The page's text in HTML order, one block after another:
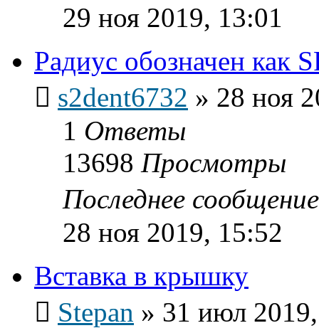
29 ноя 2019, 13:01
Радиус обозначен как
s2dent6732 » 28 ноя
1 Ответы
13698 Просмотры
Последнее
28 ноя 2019, 15:52
Вставка в крышку
Stepan » 31 июл